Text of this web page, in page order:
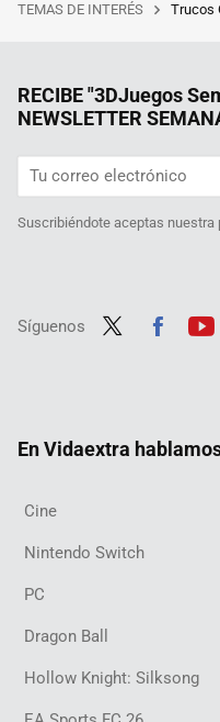
TEMAS DE INTERÉS Trucos
RECIBE "3DJuegos
NEWSLETTER
Suscribiéndote aceptas nuestra
Síguenos
En Vidaextra
Cine
Nintendo Switch
PC
Dragon Ball
Hollow Knight: Silksong